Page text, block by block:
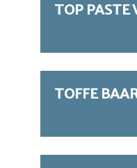
TOP PASTE
TOFFE